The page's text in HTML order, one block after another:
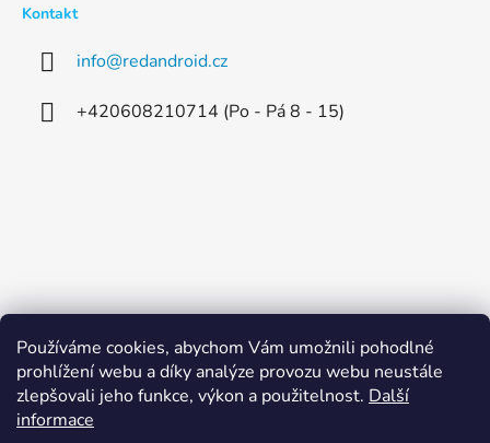
Používáme cookies, abychom Vám umožnili pohodlné
prohlížení webu a díky analýze provozu webu neustále
zlepšovali jeho funkce, výkon a použitelnost. Další
informace
Kontakt
info@redandroid.cz
+420608210714 (Po - Pá 8 - 15)